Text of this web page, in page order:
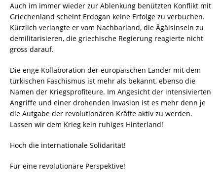
Auch im immer wieder zur Ablenkung benützten Konflikt mit
Griechenland scheint Erdogan keine Erfolge zu verbuchen.
Kürzlich verlangte er vom Nachbarland, die Ägäisinseln zu
demilitarisieren, die griechische Regierung reagierte nicht
gross darauf.
Die enge Kollaboration der europäischen Länder mit dem
türkischen Faschismus ist mehr als bekannt, ebenso die
Namen der Kriegsprofiteure. Im Angesicht der intensivierten
Angriffe und einer drohenden Invasion ist es mehr denn je
die Aufgabe der revolutionären Kräfte aktiv zu werden.
Lassen wir dem Krieg kein ruhiges Hinterland!
Hoch die internationale Solidarität!
Für eine revolutionäre Perspektive!